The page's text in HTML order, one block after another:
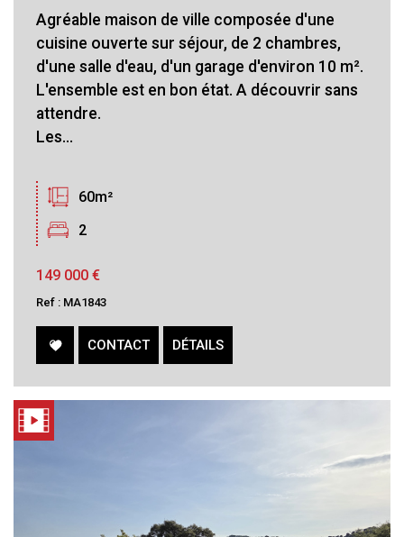
Agréable maison de ville composée d'une
cuisine ouverte sur séjour, de 2 chambres,
d'une salle d'eau, d'un garage d'environ 10 m².
L'ensemble est en bon état. A découvrir sans
attendre.
Les...
60m²
2
149 000 €
Ref : MA1843
CONTACT DÉTAILS